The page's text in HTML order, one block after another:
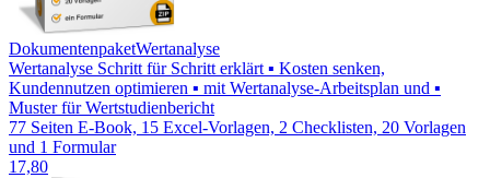
DokumentenpaketWertanalyse
Wertanalyse Schritt für Schritt erklärt ▪ Kosten senken,
Kundennutzen optimieren ▪ mit Wertanalyse-Arbeitsplan und ▪
Muster für Wertstudienbericht
77 Seiten E-Book, 15 Excel-Vorlagen, 2 Checklisten, 20 Vorlagen
und 1 Formular
17,80